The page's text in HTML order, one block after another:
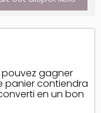
gagner
panier contiendra
en un bon